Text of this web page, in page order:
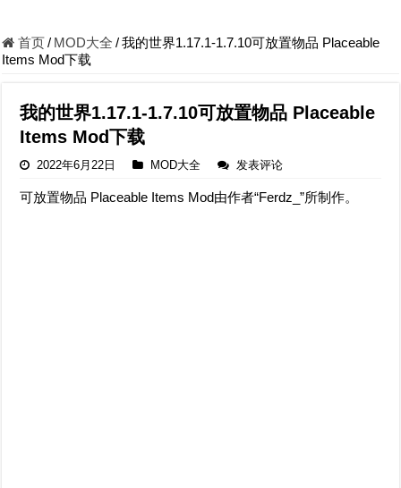
首页/ MOD大全 /我的世界1.17.1-1.7.10可放置物品 Placeable
Items Mod下载
我的世界1.17.1-1.7.10可放置物品 Placeable
Items Mod下载
2022年6月22日 MOD大全 发表评论
可放置物品 Placeable Items Mod由作者“Ferdz_”所制作。